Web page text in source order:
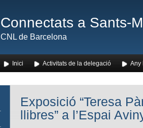
Connectats a Sants-
CNL de Barcelona
Inici Activitats de la delegació Any
Exposició “Teresa
llibres” a l’Espai